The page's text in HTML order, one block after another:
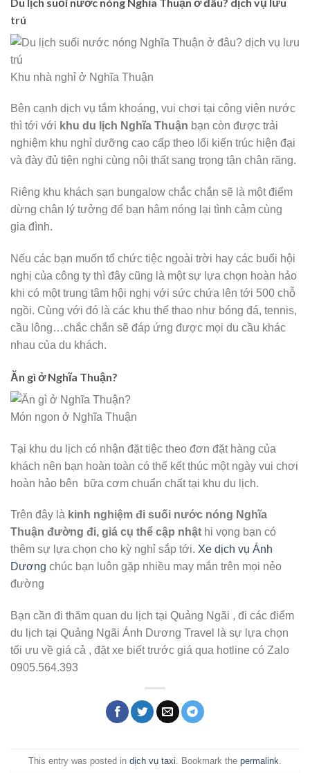
trú
Khu nhà nghỉ ở Nghĩa Thuận
Bên cạnh dịch vụ tắm khoáng, vui chơi tại công viên nước
thì tới với khu du lịch Nghĩa Thuận bạn còn được trải
nghiệm khu nghỉ dưỡng cao cấp theo lối kiến trúc hiện đại
và đày đủ tiện nghi cùng nội thất sang trọng tận chân răng.
Riêng khu khách sạn bungalow chắc chắn sẽ là một điểm
dừng chân lý tưởng để bạn hâm nóng lại tình cảm cùng
gia đình.
Nếu các bạn muốn tổ chức tiệc ngoài trời hay các buổi hội
nghị của công ty thì đây cũng là một sự lựa chọn hoàn hảo
khi có một trung tâm hội nghị với sức chứa lên tới 500 chỗ
ngồi. Cùng với đó là các khu thể thao như bóng đá, tennis,
cầu lông…chắc chắn sẽ đáp ứng được mọi du cầu khác
nhau của du khách.
Ăn gì ở Nghĩa Thuận?
Món ngon ở Nghĩa Thuận
Tại khu du lịch có nhận đặt tiệc theo đơn đặt hàng của
khách nên bạn hoàn toàn có thể kết thúc một ngày vui chơi
hoàn hảo bên bữa cơm chuẩn chất tại khu du lịch.
Trên đây là kinh nghiệm đi suối nước nóng Nghĩa
Thuận đường đi, giá cụ thể cập nhật hi vọng bạn có
thêm sự lựa chọn cho kỳ nghỉ sắp tới. Xe dịch vụ Ánh
Dương chúc bạn luôn gặp nhiều may mắn trên mọi nẻo
đường
Bạn cần đi thăm quan du lịch tại Quảng Ngãi , đi các điểm
du lịch tại Quảng Ngãi Ánh Dương Travel là sự lựa chọn
tối ưu về giá cả , đặt xe biết trước giá qua hotline có Zalo
0905.564.393
This entry was posted in dịch vụ taxi . Bookmark the permalink